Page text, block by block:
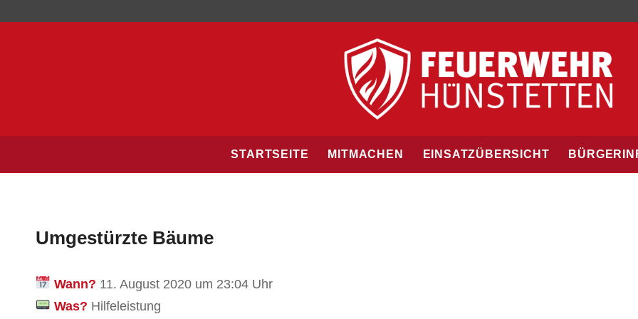
STARTSEITE MITMACHEN EINSATZÜBERSICHT
Umgestürzte Bäume
Wann? 11. August 2020 um 23:04 Uhr
Was? Hilfeleistung